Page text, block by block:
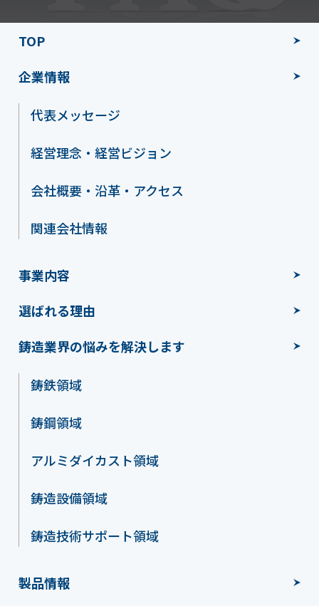
TOP
企業情報
代表メッセージ
経営理念・経営ビジョン
会社概要・沿革・アクセス
関連会社情報
事業内容
選ばれる理由
鋳造業界の悩みを解決します
鋳鉄領域
鋳鋼領域
アルミダイカスト領域
鋳造設備領域
鋳造技術サポート領域
製品情報